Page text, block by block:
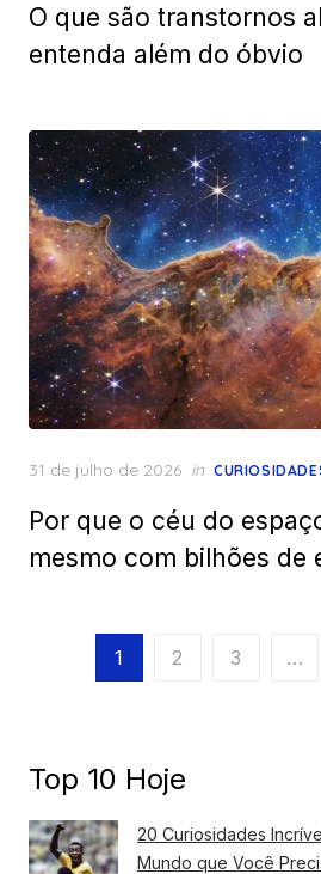
O que são transtornos
entenda além do óbvio
Posted
31 de julho de 2026 in
Por que o céu do
mesmo com bilhões de
Paginação
1 2 3 …
Top 10 Hoje
20 Curiosidades
Mundo que Você